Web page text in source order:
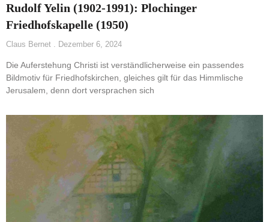
Rudolf Yelin (1902-1991): Plochinger
Friedhofskapelle (1950)
Claus Bernet Dezember 6, 2024
Die Auferstehung Christi ist verständlicherweise ein passendes
Bildmotiv für Friedhofskirchen, gleiches gilt für das Himmlische
Jerusalem, denn dort versprachen sich